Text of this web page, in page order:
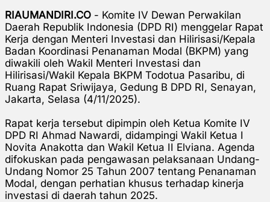
RIAUMANDIRI.CO - Komite IV Dewan Perwakilan
Daerah Republik Indonesia (DPD RI) menggelar Rapat
Kerja dengan Menteri Investasi dan Hilirisasi/Kepala
Badan Koordinasi Penanaman Modal (BKPM) yang
diwakili oleh Wakil Menteri Investasi dan
Hilirisasi/Wakil Kepala BKPM Todotua Pasaribu, di
Ruang Rapat Sriwijaya, Gedung B DPD RI, Senayan,
Jakarta, Selasa (4/11/2025).
Rapat kerja tersebut dipimpin oleh Ketua Komite IV
DPD RI Ahmad Nawardi, didampingi Wakil Ketua I
Novita Anakotta dan Wakil Ketua II Elviana. Agenda
difokuskan pada pengawasan pelaksanaan Undang-
Undang Nomor 25 Tahun 2007 tentang Penanaman
Modal, dengan perhatian khusus terhadap kinerja
investasi di daerah tahun 2025.